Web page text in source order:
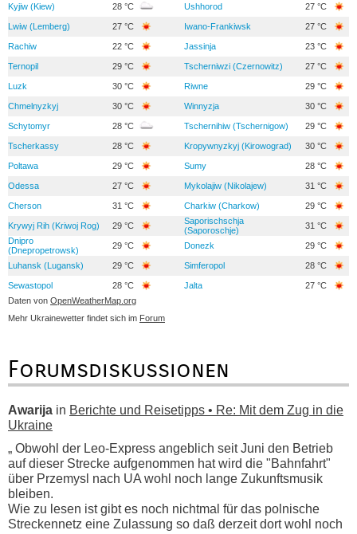
Kyjiw (Kiew)
28 °C Ushhorod 27 °C
Lwiw (Lemberg) 27 °C Iwano-Frankiwsk 27 °C
Rachiw 22 °C Jassinja 23 °C
Ternopil 29 °C Tscherniwzi (Czernowitz) 27 °C
Luzk 30 °C Riwne 29 °C
Chmelnyzkyj 30 °C Winnyzja 30 °C
Schytomyr 28 °C Tschernihiw (Tschernigow) 29 °C
Tscherkassy 28 °C Kropywnyzkyj (Kirowograd) 30 °C
Poltawa 29 °C Sumy 28 °C
Odessa 27 °C Mykolajiw (Nikolajew) 31 °C
Cherson 31 °C Charkiw (Charkow) 29 °C
Krywyj Rih (Kriwoj Rog) 29 °C
Saporischschja
(Saporoschje)
31 °C
Dnipro
(Dnepropetrowsk)
29 °C Donezk 29 °C
Luhansk (Lugansk) 29 °C Simferopol 28 °C
Sewastopol 28 °C Jalta
27 °C
Daten von OpenWeatherMap.org
Mehr Ukrainewetter findet sich im Forum
Forumsdiskussionen
Awarija in Berichte und Reisetipps • Re: Mit dem Zug in die
Ukraine
„ Obwohl der Leo-Express angeblich seit Juni den Betrieb
auf dieser Strecke aufgenommen hat wird die "Bahnfahrt"
über Przemysl nach UA wohl noch lange Zukunftsmusik
bleiben.
Wie zu lesen ist gibt es noch nichtmal für das polnische
Streckennetz eine Zulassung so daß derzeit dort wohl noch